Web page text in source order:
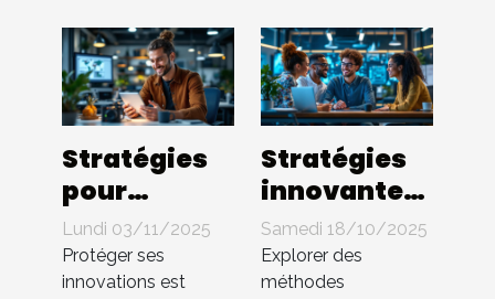
Stratégies
pour
protéger les
innovations
en startup
Lundi 03/11/2025
Protéger ses
innovations est
Stratégies
innovantes
pour
booster
l'efficacité
Samedi 18/10/2025
Explorer des
méthodes